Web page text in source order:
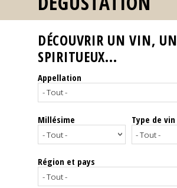
Reportages
Nos
Spiritueux
Notes
dégustation
DÉCOUVRIR UN VIN, UN
SPIRITUEUX...
Appellation
Millésime Type de vin
Région et pays